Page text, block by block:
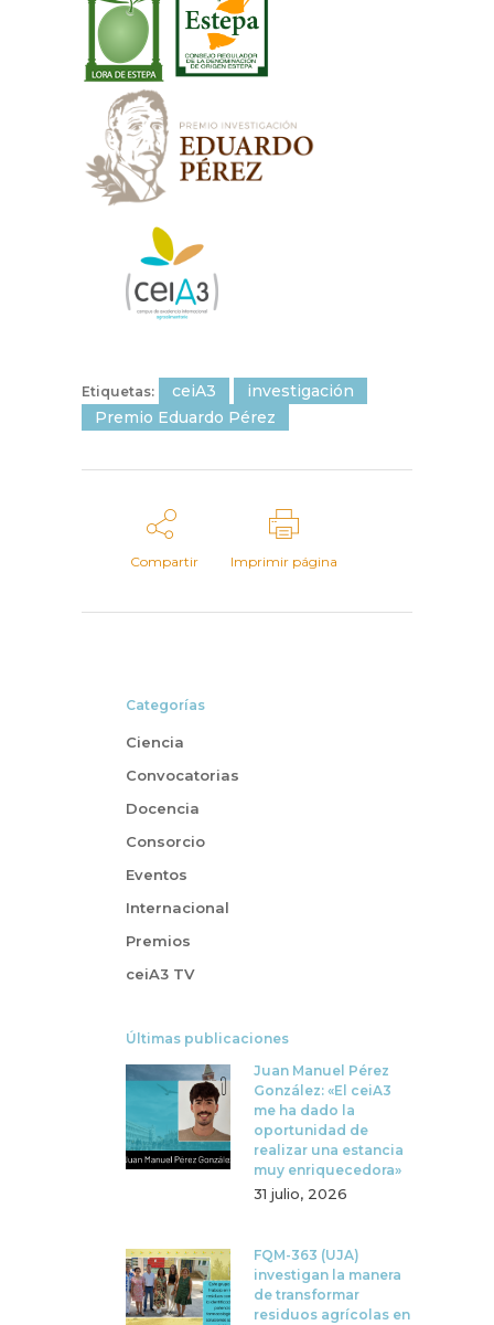
Etiquetas: ceiA3
investigación
Premio Eduardo Pérez
Compartir Imprimir página
Categorías
Ciencia
Convocatorias
Docencia
Consorcio
Eventos
Internacional
Premios
ceiA3 TV
Últimas publicaciones
Juan Manuel Pérez
González: «El ceiA3
me ha dado la
oportunidad de
realizar una estancia
muy enriquecedora»
31 julio, 2026
FQM-363 (UJA)
investigan la manera
de transformar
residuos agrícolas en